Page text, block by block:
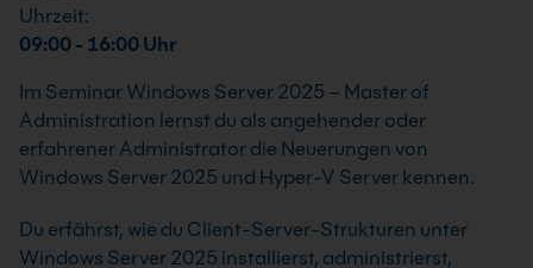
Uhrzeit:
09:00 - 16:00 Uhr
Im Seminar Windows Server 2025 – Master of
Administration lernst du als angehender oder
erfahrener Administrator die Neuerungen von
Windows Server 2025 und Hyper-V Server kennen.
Du erfährst, wie du Client-Server-Strukturen unter
Windows Server 2025 installierst, administrierst,